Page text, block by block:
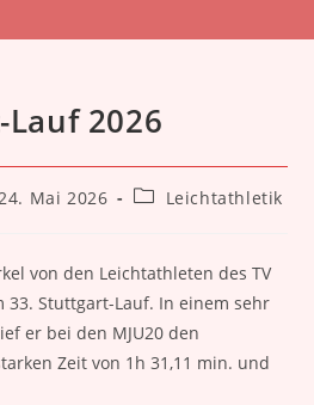
2026
Mai 2026
Beitrags-
Leichtathletik
von den Leichtathleten des TV
33. Stuttgart-Lauf. In einem sehr
er bei den MJU20 den
Zeit von 1h 31,11 min. und